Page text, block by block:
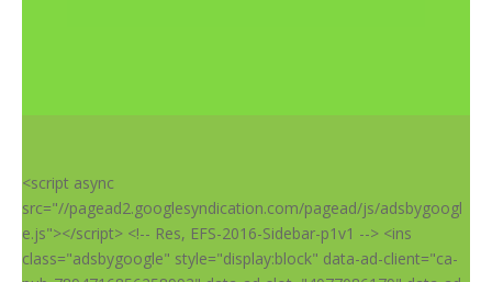
<script async
src="//pagead2.googlesyndication.com/pagead/js/adsbygoogl
e.js"></script> <!-- Res, EFS-2016-Sidebar-p1v1 --> <ins
class="adsbygoogle" style="display:block" data-ad-client="ca-